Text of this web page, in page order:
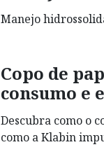
Manejo
Copo de
consumo e
Descubra como o
como a Klabin